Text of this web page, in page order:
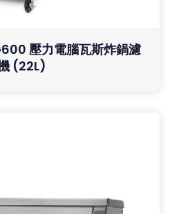
壓力電腦瓦斯炸鍋濾
(22L)